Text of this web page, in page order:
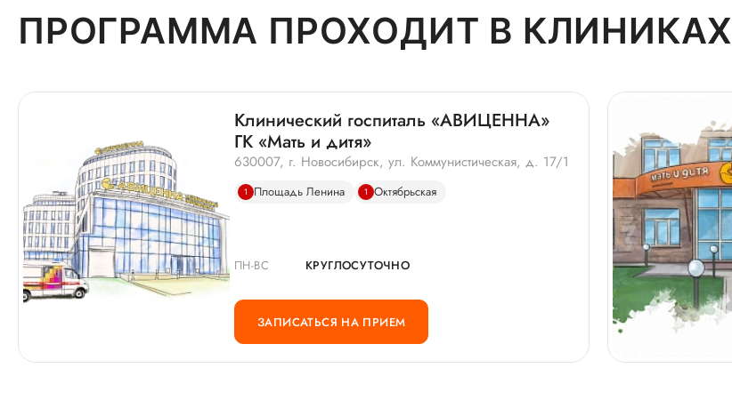
ПРОГРАММА ПРОХОДИТ В КЛИНИКАХ
Клинический госпиталь «АВИЦЕННА»
ГК «Мать и дитя»
630007, г. Новосибирск, ул. Коммунистическая, д. 17/1
1 Площадь Ленина 1 Октябрьская
ПН-ВС КРУГЛОСУТОЧНО
ЗАПИСАТЬСЯ НА ПРИЕМ